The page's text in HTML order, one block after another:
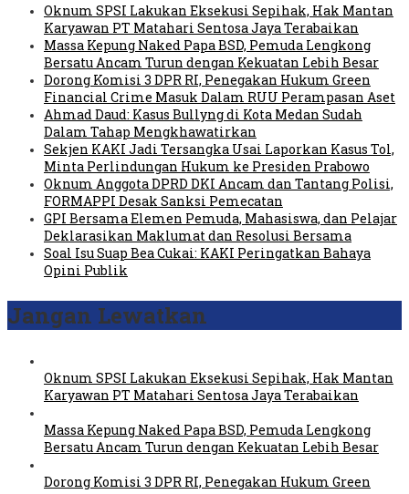
Oknum SPSI Lakukan Eksekusi Sepihak, Hak Mantan
Karyawan PT Matahari Sentosa Jaya Terabaikan
Massa Kepung Naked Papa BSD, Pemuda Lengkong
Bersatu Ancam Turun dengan Kekuatan Lebih Besar
Dorong Komisi 3 DPR RI, Penegakan Hukum Green
Financial Crime Masuk Dalam RUU Perampasan Aset
Ahmad Daud: Kasus Bullyng di Kota Medan Sudah
Dalam Tahap Mengkhawatirkan
Sekjen KAKI Jadi Tersangka Usai Laporkan Kasus Tol,
Minta Perlindungan Hukum ke Presiden Prabowo
Oknum Anggota DPRD DKI Ancam dan Tantang Polisi,
FORMAPPI Desak Sanksi Pemecatan
GPI Bersama Elemen Pemuda, Mahasiswa, dan Pelajar
Deklarasikan Maklumat dan Resolusi Bersama
Soal Isu Suap Bea Cukai: KAKI Peringatkan Bahaya
Opini Publik
Jangan Lewatkan
Oknum SPSI Lakukan Eksekusi Sepihak, Hak Mantan
Karyawan PT Matahari Sentosa Jaya Terabaikan
Massa Kepung Naked Papa BSD, Pemuda Lengkong
Bersatu Ancam Turun dengan Kekuatan Lebih Besar
Dorong Komisi 3 DPR RI, Penegakan Hukum Green